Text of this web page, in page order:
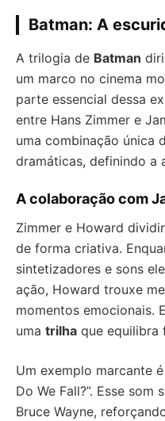
Batman: A
A trilogia de Batman
um marco no cinema
parte essencial dessa
entre Hans Zimmer e
uma combinação única
dramáticas, definindo a
A colaboração com
Zimmer e Howard
de forma criativa.
sintetizadores e sons
ação, Howard trouxe
momentos emocionais.
uma trilha que equilibra
Um exemplo marcante
Do We Fall?”. Esse
Bruce Wayne,